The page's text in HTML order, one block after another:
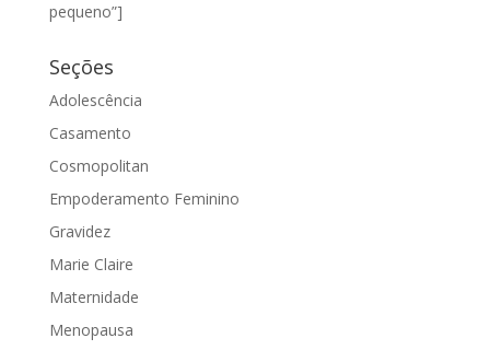
pequeno”]
Seções
Adolescência
Casamento
Cosmopolitan
Empoderamento Feminino
Gravidez
Marie Claire
Maternidade
Menopausa